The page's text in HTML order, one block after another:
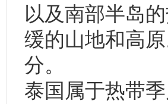
以及南部半岛
缓的山地和高
分。
泰国属于热带